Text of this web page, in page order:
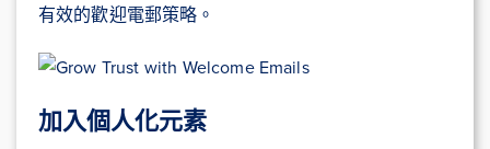
有效的歡迎電郵策略。
加入個人化元素